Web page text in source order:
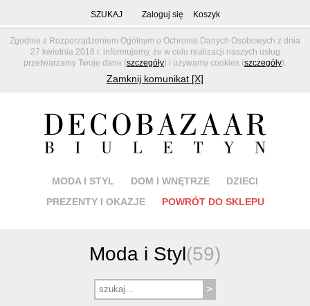
Zgodnie z Rozporządzeniem Ogólnym o Ochronie Danych Osobowych z dnia
27 kwietnia 2016 r. informujemy, że w celu realizacji naszych usług
przetwarzamy Twoje dane (szczegóły) i używamy cookies (szczegóły).
Zamknij komunikat [X]
SZUKAJ Zaloguj się Koszyk
MODA I STYL DOM I WNĘTRZE
DZIECI
PREZENTY I OKAZJE
POWRÓT DO SKLEPU
Moda i Styl(59)